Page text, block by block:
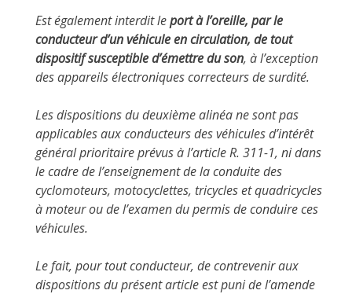
Est également interdit leport à l’oreille, par le
conducteur d’un véhicule en circulation, de tout
dispositif susceptible d’émettre du son, à l’exception
des appareils électroniques correcteurs de surdité.
Les dispositions du deuxième alinéa ne sont pas
applicables aux conducteurs des véhicules d’intérêt
général prioritaire prévus à l’article R. 311-1, ni dans
le cadre de l’enseignement de la conduite des
cyclomoteurs, motocyclettes, tricycles et quadricycles
à moteur ou de l’examen du permis de conduire ces
véhicules.
Le fait, pour tout conducteur, de contrevenir aux
dispositions du présent article est puni de l’amende